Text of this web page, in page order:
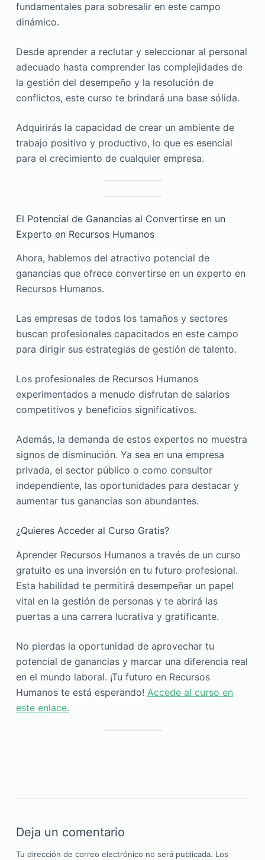
fundamentales para sobresalir en este campo
dinámico.
Desde aprender a reclutar y seleccionar al personal
adecuado hasta comprender las complejidades de
la gestión del desempeño y la resolución de
conflictos, este curso te brindará una base sólida.
Adquirirás la capacidad de crear un ambiente de
trabajo positivo y productivo, lo que es esencial
para el crecimiento de cualquier empresa.
El Potencial de Ganancias al Convertirse en un
Experto en Recursos Humanos
Ahora, hablemos del atractivo potencial de
ganancias que ofrece convertirse en un experto en
Recursos Humanos.
Las empresas de todos los tamaños y sectores
buscan profesionales capacitados en este campo
para dirigir sus estrategias de gestión de talento.
Los profesionales de Recursos Humanos
experimentados a menudo disfrutan de salarios
competitivos y beneficios significativos.
Además, la demanda de estos expertos no muestra
signos de disminución. Ya sea en una empresa
privada, el sector público o como consultor
independiente, las oportunidades para destacar y
aumentar tus ganancias son abundantes.
¿Quieres Acceder al Curso Gratis?
Aprender Recursos Humanos a través de un curso
gratuito es una inversión en tu futuro profesional.
Esta habilidad te permitirá desempeñar un papel
vital en la gestión de personas y te abrirá las
puertas a una carrera lucrativa y gratificante.
No pierdas la oportunidad de aprovechar tu
potencial de ganancias y marcar una diferencia real
en el mundo laboral. ¡Tu futuro en Recursos
Humanos te está esperando! Accede al curso en
este enlace.
Deja un comentario
Tu dirección de correo electrónico no será publicada. Los